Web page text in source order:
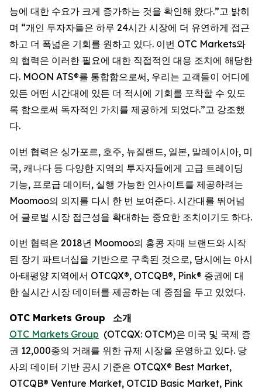
능에 대한 수요가 크게 증가하는 것을 확인해 왔다.”고 밝히
며 “개인 투자자들은 하루 24시간 시장에 더 유연하게 접근
하고 더 폭넓은 기회를 원하고 있다. 이번 OTC Markets와
의 협력은 이러한 필요에 대한 직접적인 대응 조치에 해당한
다. MOON ATS®를 통합함으로써, 우리는 고객들이 어디에
있든 어떤 시간대에 있든 더 적시에 기회를 포착할 수 있도
록 함으로써 독자적인 가치를 제공하게 되었다.”고 강조했
다.
이번 협력은 싱가포르, 호주, 뉴질랜드, 일본, 말레이시아, 미
국, 캐나다 등 다양한 지역의 투자자들에게 고급 트레이딩
기능, 프로급 데이터, 실행 가능한 인사이트를 제공하려는
Moomoo의 의지를 다시 한 번 보여준다. 시간대를 뛰어넘
어 글로벌 시장 접근성을 확대하는 중요한 조치이기도 하다.
이번 협력은 2018년 Moomoo의 홍콩 자매 브랜드와 시작
된 장기 파트너십을 기반으로 구축된 것으로, 당시에는 아시
아·태평양 지역에서 OTCQX®, OTCQB®, Pink® 증권에 대
한 실시간 시장 데이터를 제공하는 데 중점을 두고 있었다.
OTC Markets Group
소개
OTC Markets Group (OTCQX: OTCM)은 미국 및 국제 증
권 12,000종의 거래를 위한 규제 시장을 운영하고 있다. 당
사의 데이터 기반 공시 기준은 OTCQX® Best Market,
OTCQB® Venture Market, OTCID Basic Market, Pink